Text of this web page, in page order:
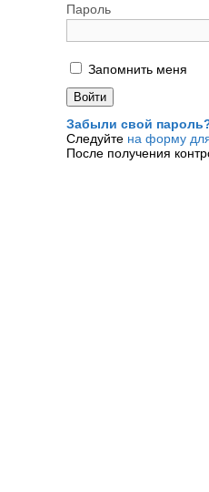
Пароль
Запомнить меня
Забыли свой
Следуйте на форму
После получения